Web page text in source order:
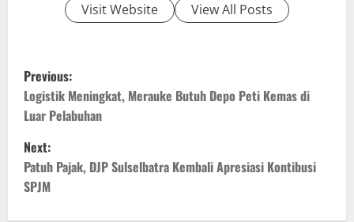
Visit Website View All Posts
P
o
s
t
n
Previous:
Logistik Meningkat, Merauke Butuh Depo Peti Kemas di
Luar Pelabuhan
Next:
Patuh Pajak, DJP Sulselbatra Kembali Apresiasi Kontibusi
SPJM